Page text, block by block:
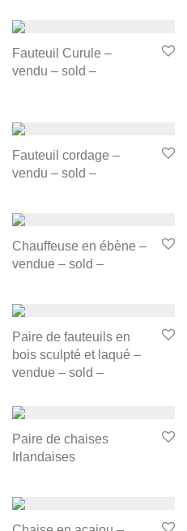
Fauteuil Curule –
vendu – sold –
Fauteuil cordage –
vendu – sold –
Chauffeuse en ébène –
vendue – sold –
Paire de fauteuils en
bois sculpté et laqué –
vendue – sold –
Paire de chaises
Irlandaises